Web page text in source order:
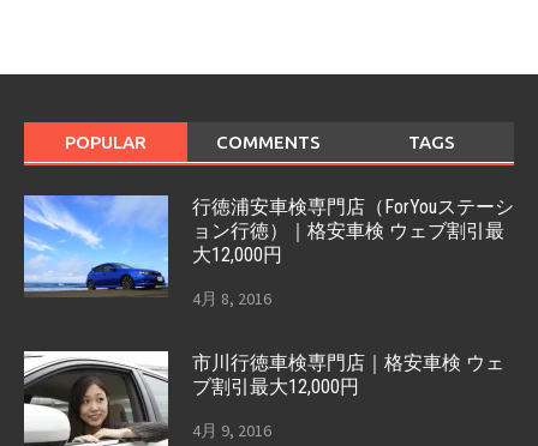
POPULAR COMMENTS TAGS
行徳浦安車検専門店（ForYouステーシ
ョン行徳）｜格安車検 ウェブ割引最
大12,000円
4月 8, 2016
市川行徳車検専門店｜格安車検 ウェ
ブ割引最大12,000円
4月 9, 2016